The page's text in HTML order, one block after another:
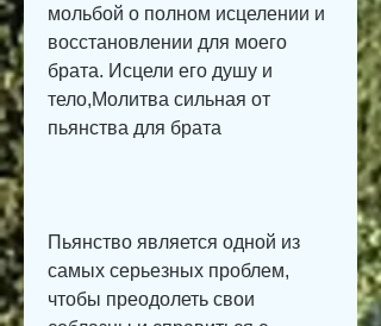
мольбой о полном исцелении и
восстановлении для моего
брата. Исцели его душу и
тело,Молитва сильная от
пьянства для брата
Пьянство является одной из
самых серьезных проблем,
чтобы преодолеть свои